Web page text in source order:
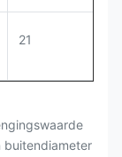
21
buitendiameter